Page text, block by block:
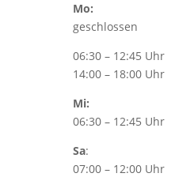
Mo:
geschlossen
06:30 – 12:45 Uhr
14:00 – 18:00 Uhr
Mi:
06:30 – 12:45 Uhr
Sa:
07:00 – 12:00 Uhr